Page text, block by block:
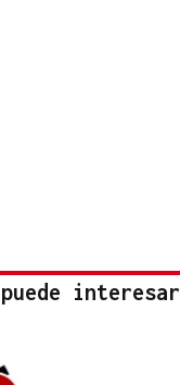
interesar